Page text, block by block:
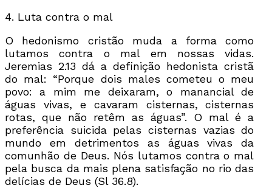
4. Luta contra o mal
O hedonismo cristão muda a forma como
lutamos contra o mal em nossas vidas.
Jeremias 2.13 dá a definição hedonista cristã
do mal: “Porque dois males cometeu o meu
povo: a mim me deixaram, o manancial de
águas vivas, e cavaram cisternas, cisternas
rotas, que não retêm as águas”. O mal é a
preferência suicida pelas cisternas vazias do
mundo em detrimentos as águas vivas da
comunhão de Deus. Nós lutamos contra o mal
pela busca da mais plena satisfação no rio das
delícias de Deus (Sl 36.8).